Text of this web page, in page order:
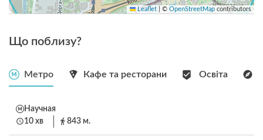
Leaflet © OpenStreetMap contributors
Що поблизу?
Метро Кафе та ресторани Освіта
Научная
10 хв
843 м.